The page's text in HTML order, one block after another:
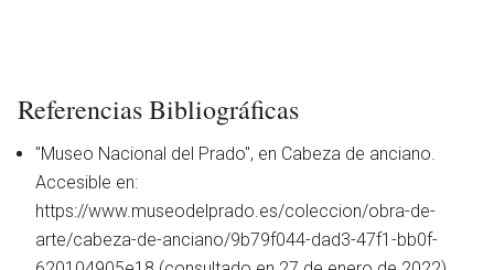
Referencias Bibliográficas
"Museo Nacional del Prado", en Cabeza de anciano.
Accesible en:
https://www.museodelprado.es/coleccion/obra-de-
arte/cabeza-de-anciano/9b79f044-dad3-47f1-bb0f-